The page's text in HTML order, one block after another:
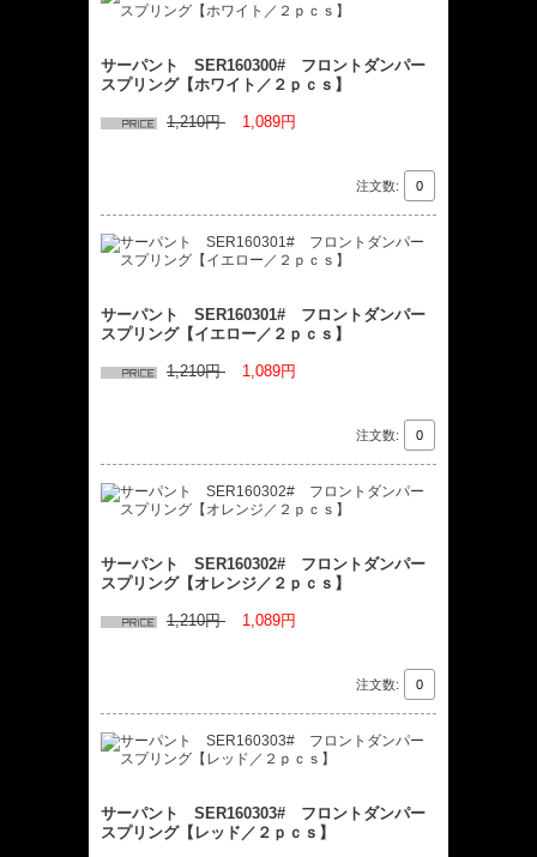
サーパント SER160300# フロントダンパー
スプリング【ホワイト／２ｐｃｓ】
1,210円 1,089円
注文数:
サーパント SER160301# フロントダンパー
スプリング【イエロー／２ｐｃｓ】
1,210円 1,089円
注文数:
サーパント SER160302# フロントダンパー
スプリング【オレンジ／２ｐｃｓ】
1,210円 1,089円
注文数:
サーパント SER160303# フロントダンパー
スプリング【レッド／２ｐｃｓ】